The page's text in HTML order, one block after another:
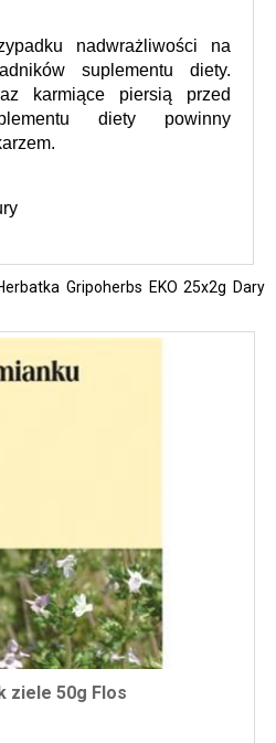
nadwrażliwości na
suplementu diety.
karmiące piersią przed
diety powinny
Gripoherbs EKO 25x2g Dary
ziele 50g Flos